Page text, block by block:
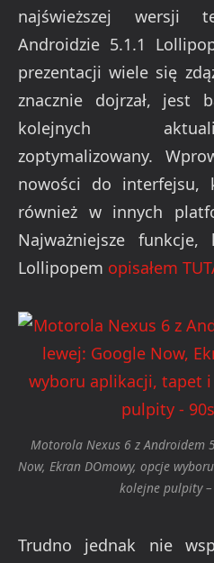
najświeższej wersji
Androidzie 5.1.1
prezentacji wiele się
znacznie dojrzał, jest
kolejnych
zoptymalizowany.
nowości do interfejsu,
również w innych
Najważniejsze
Lollipopem opisałem
Motorola Nexus 6 z Androidem
Now, Ekran DOmowy, opcje
kolejne pulpity
Trudno jednak nie